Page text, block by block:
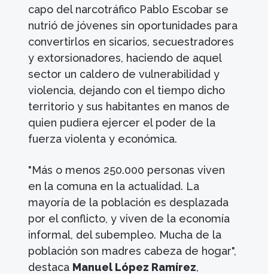
capo del narcotráfico Pablo Escobar se
nutrió de jóvenes sin oportunidades para
convertirlos en sicarios, secuestradores
y extorsionadores, haciendo de aquel
sector un caldero de vulnerabilidad y
violencia, dejando con el tiempo dicho
territorio y sus habitantes en manos de
quien pudiera ejercer el poder de la
fuerza violenta y económica.
"Más o menos 250.000 personas viven
en la comuna en la actualidad. La
mayoría de la población es desplazada
por el conflicto, y viven de la economía
informal, del subempleo. Mucha de la
población son madres cabeza de hogar",
destaca Manuel López Ramírez,